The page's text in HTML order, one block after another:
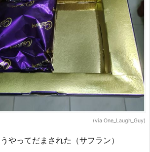
(via One_Laugh_Guy)
やってだまされた（サフラン）